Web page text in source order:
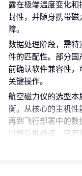
露在极端温度变化
封性，并随身携带磁
障。
数据处理阶段，需特
件的匹配性。部分国
前确认软件兼容性，
关键操作。
航空磁力仪的选型本
衡。从核心的主机性
再到飞行部署中的数
目标反推验证。只